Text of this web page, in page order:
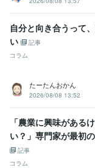
自分と向き合うって
い
記事
コラム
たーたんおかん
2026/08/08 13:52
「農業に興味がある
い？」専門家が最初
記事
コラム